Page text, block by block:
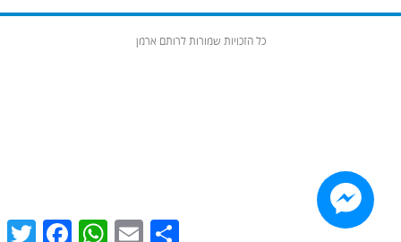
כל הזכויות שמורות לרותם ארמן
FacebookWhatsApp Email Share